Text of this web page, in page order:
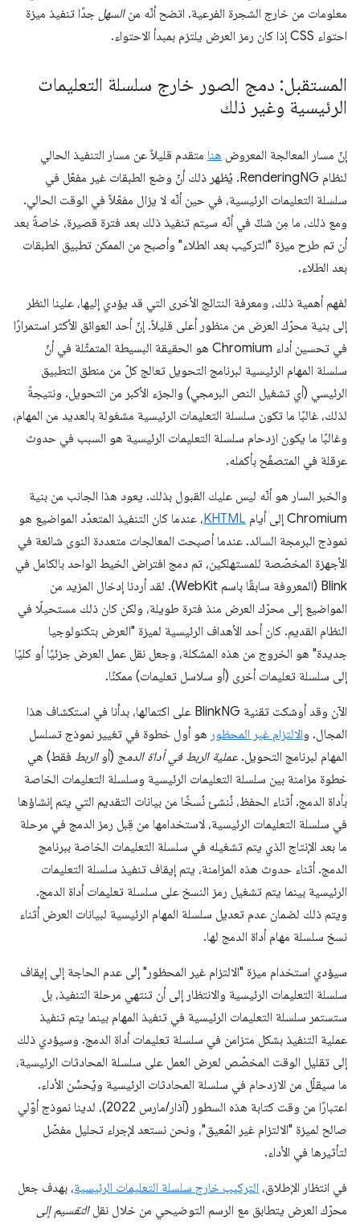
معلومات من خارج الشجرة الفرعية. اتضح أنّه منالسهل جدًا تنفيذ ميزة
احتواء CSS إذا كان رمز العرض يلتزم بمبدأ الاحتواء.
المستقبل: دمج الصور خارج سلسلة التعليمات
الرئيسية وغير ذلك
إنّ مسار المعالجة المعروض هنا متقدم قليلاً عن مسار التنفيذ الحالي
لنظام RenderingNG. يُظهر ذلك أنّ وضع الطبقات غير مفعّل في
سلسلة التعليمات الرئيسية، في حين أنّه لا يزال مفعّلاً في الوقت الحالي.
ومع ذلك، ما مِن شكّ في أنّه سيتم تنفيذ ذلك بعد فترة قصيرة، خاصةً بعد
أن تم طرح ميزة "التركيب بعد الطلاء" وأصبح من الممكن تطبيق الطبقات
بعد الطلاء.
لفهم أهمية ذلك، ومعرفة النتائج الأخرى التي قد يؤدي إليها، علينا النظر
إلى بنية محرّك العرض من منظور أعلى قليلاً. إنّ أحد العوائق الأكثر استمرارًا
في تحسين أداء Chromium هو الحقيقة البسيطة المتمثّلة في أنّ
سلسلة المهام الرئيسية لبرنامج التحويل تعالج كلّ من منطق التطبيق
الرئيسي (أي تشغيل النص البرمجي) والجزء الأكبر من التحويل. ونتيجةً
لذلك، غالبًا ما تكون سلسلة التعليمات الرئيسية مشغولة بالعديد من المهام،
وغالبًا ما يكون ازدحام سلسلة التعليمات الرئيسية هو السبب في حدوث
عرقلة في المتصفّح بأكمله.
والخبر السار هو أنّه ليس عليك القبول بذلك. يعود هذا الجانب من بنية
Chromium إلى أيام
KHTML، عندما كان التنفيذ المتعدّد المواضيع هو
نموذج البرمجة السائد. عندما أصبحت المعالجات متعددة النوى شائعة في
الأجهزة المخصّصة للمستهلكين، تم دمج افتراض الخيط الواحد بالكامل في
Blink (المعروفة سابقًا باسم WebKit). لقد أردنا إدخال المزيد من
المواضيع إلى محرّك العرض منذ فترة طويلة، ولكن كان ذلك مستحيلًا في
النظام القديم. كان أحد الأهداف الرئيسية لميزة "العرض بتكنولوجيا
جديدة" هو الخروج من هذه المشكلة، وجعل نقل عمل العرض جزئيًا أو كليًا
إلى سلسلة تعليمات أخرى (أو سلاسل تعليمات) ممكنًا.
الآن وقد أوشكت تقنية BlinkNG على اكتمالها، بدأنا في استكشاف هذا
المجال. والالتزام غير المحظور هو أول خطوة في تغيير نموذج تسلسل
المهام لبرنامج التحويل. عملية الربط في أداة الدمج (أوالربط فقط) هي
خطوة مزامنة بين سلسلة التعليمات الرئيسية وسلسلة التعليمات الخاصة
بأداة الدمج. أثناء الحفظ، نُنشئ نُسخًا من بيانات التقديم التي يتم إنشاؤها
في سلسلة التعليمات الرئيسية، لاستخدامها من قِبل رمز الدمج في مرحلة
ما بعد الإنتاج الذي يتم تشغيله في سلسلة التعليمات الخاصة ببرنامج
الدمج. أثناء حدوث هذه المزامنة، يتم إيقاف تنفيذ سلسلة التعليمات
الرئيسية بينما يتم تشغيل رمز النسخ على سلسلة تعليمات أداة الدمج.
ويتم ذلك لضمان عدم تعديل سلسلة المهام الرئيسية لبيانات العرض أثناء
نسخ سلسلة مهام أداة الدمج لها.
سيؤدي استخدام ميزة "الالتزام غير المحظور" إلى عدم الحاجة إلى إيقاف
سلسلة التعليمات الرئيسية والانتظار إلى أن تنتهي مرحلة التنفيذ، بل
ستستمر سلسلة التعليمات الرئيسية في تنفيذ المهام بينما يتم تنفيذ
عملية التنفيذ بشكل متزامن في سلسلة تعليمات أداة الدمج. وسيؤدي ذلك
إلى تقليل الوقت المخصّص لعرض العمل على سلسلة المحادثات الرئيسية،
ما سيقلّل من الازدحام في سلسلة المحادثات الرئيسية ويُحسِّن الأداء.
اعتبارًا من وقت كتابة هذه السطور (آذار/مارس 2022)، لدينا نموذج أوّلي
صالح لميزة "الالتزام غير المُعيق"، ونحن نستعد لإجراء تحليل مفصّل
لتأثيرها في الأداء.
في انتظار الإطلاق، التركيب خارج سلسلة التعليمات الرئيسية، بهدف جعل
محرّك العرض يتطابق مع الرسم التوضيحي من خلال نقلالتقسيم إلى